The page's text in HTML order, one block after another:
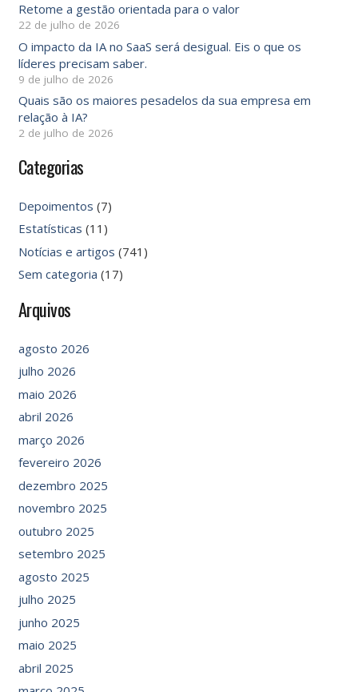
Retome a gestão orientada para o valor
22 de julho de 2026
O impacto da IA ​​no SaaS será desigual. Eis o que os
líderes precisam saber.
9 de julho de 2026
Quais são os maiores pesadelos da sua empresa em
relação à IA?
2 de julho de 2026
Categorias
Depoimentos (7)
Estatísticas (11)
Notícias e artigos (741)
Sem categoria (17)
Arquivos
agosto 2026
julho 2026
maio 2026
abril 2026
março 2026
fevereiro 2026
dezembro 2025
novembro 2025
outubro 2025
setembro 2025
agosto 2025
julho 2025
junho 2025
maio 2025
abril 2025